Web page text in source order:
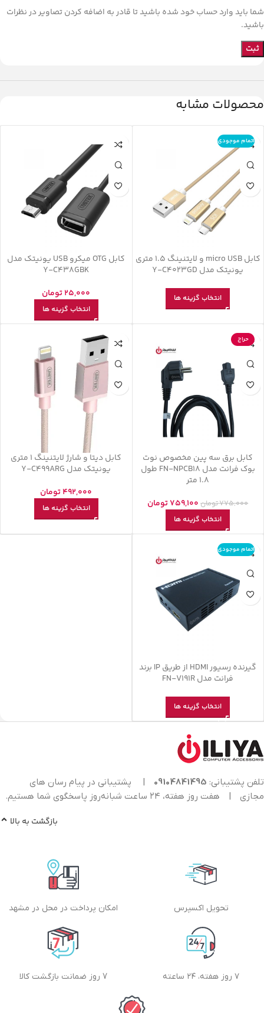
شما باید وارد حساب خود شده باشید تا قادر به اضافه کردن تصاویر در نظرات
باشید.
محصولات مشابه
اتمام موجودی
کابل micro USB و لایتنینگ 1.5 متری
یونیتک مدل Y-C4023GD
انتخاب گزینه ها
کابل OTG میکرو USB یونیتک مدل
Y-C438GBK
25,000تومان
انتخاب گزینه ها
حراج
کابل برق سه پین مخصوص نوت
بوک فرانت مدل FN-NPCB18 طول
1.8 متر
775,000تومان 759,100تومان
انتخاب گزینه ها
کابل دیتا و شارژ لایتنینگ 1 متری
یونیتک مدل Y-C499ARG
492,000تومان
انتخاب گزینه ها
اتمام موجودی
گیرنده رسیور HDMI از طریق IP برند
فرانت مدل FN-V191R
انتخاب گزینه ها
تلفن پشتیبانی: 09104841495
|
پشتیبانی در پیام رسان های
مجازی
| هفت روز هفته، ۲۴ ساعت شبانه‌روز پاسخگوی شما هستیم.
بازگشت به بالا
تحویل اکسپرس امکان پرداخت در محل در مشهد
۷ روز هفته، ۲۴ ساعته 7 روز ضمانت بازگشت کالا